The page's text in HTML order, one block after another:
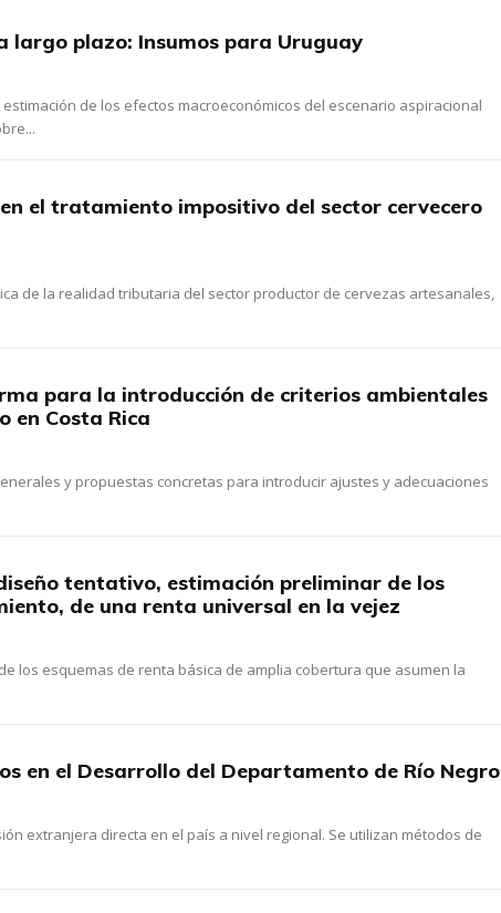
largo plazo: Insumos para Uruguay
de los efectos macroeconómicos del escenario aspiracional
el tratamiento impositivo del sector cervecero
de la realidad tributaria del sector productor de cervezas artesanales,
para la introducción de criterios ambientales
en Costa Rica
y propuestas concretas para introducir ajustes y adecuaciones
tentativo, estimación preliminar de los
de una renta universal en la vejez
los esquemas de renta básica de amplia cobertura que asumen la
en el Desarrollo del Departamento de Río Negro
extranjera directa en el país a nivel regional. Se utilizan métodos de